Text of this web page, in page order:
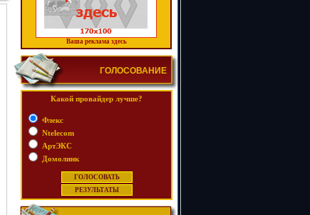
Ваша реклама здесь
ГОЛОСОВАНИЕ
Какой провайдер лучше?
Флекс
Ntelecom
АртЭКС
Домолинк